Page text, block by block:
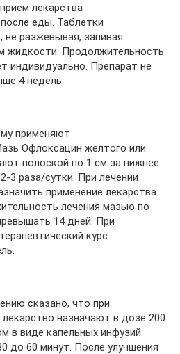
лекарства
еды. Таблетки
разжевывая, запивая
жидкости. Продолжительность
индивидуально. Препарат не
4 недель.
применяют
Офлоксацин желтого или
полоской по 1 см за нижнее
3 раза/сутки. При лечении
применение лекарства
лечения мазью по
14 дней. При
курс
сказано, что при
назначают в дозе 200
в виде капельных инфузий.
до 60 минут. После улучшения